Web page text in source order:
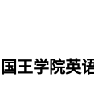
国王学院英